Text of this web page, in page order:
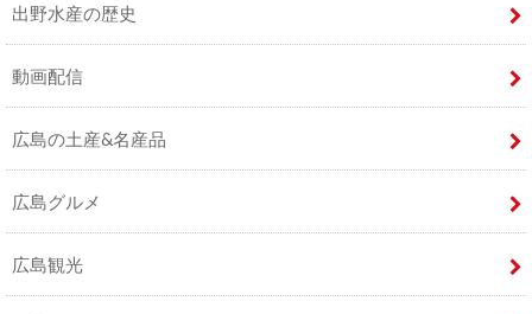
出野水産の歴史
動画配信
広島の土産&名産品
広島グルメ
広島観光